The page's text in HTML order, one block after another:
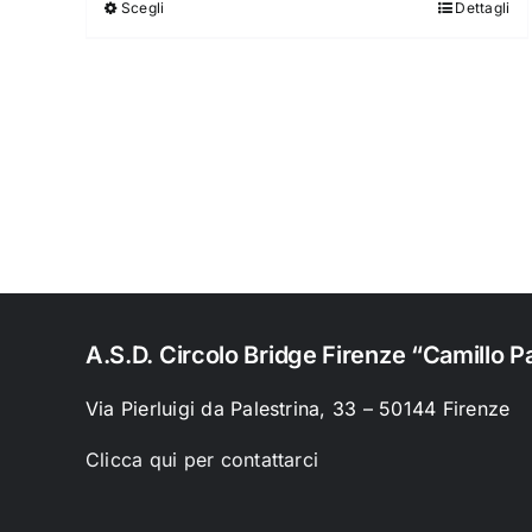
Scegli Dettagli
A.S.D. Circolo Bridge Firenze “Camillo
Via Pierluigi da Palestrina, 33 – 50144 Firenze
Clicca qui per contattarci